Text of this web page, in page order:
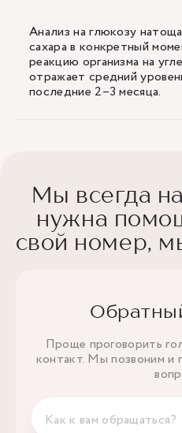
Анализ на глюкозу
сахара в конкретный
реакцию организма на
отражает средний
последние 2–3 месяца.
Мы всегда
нужна
свой номер,
Проще проговорить
контакт. Мы позвоним